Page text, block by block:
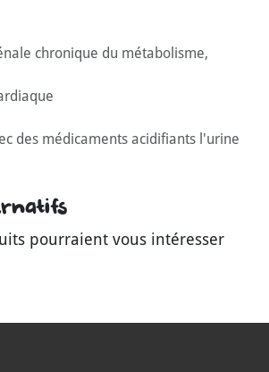
chronique du métabolisme,
des médicaments acidifiants l'urine
pourraient vous intéresser